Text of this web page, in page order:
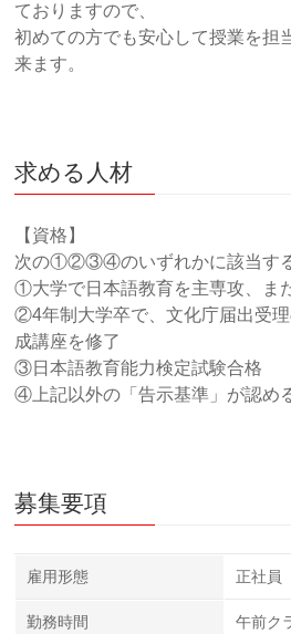
ておりますので、
初めての方でも安心して授業を担
来ます。
求める人材
【資格】
次の①②③④のいずれかに該当す
①大学で日本語教育を主専攻、ま
②4年制大学卒で、文化庁届出受
成講座を修了
③日本語教育能力検定試験合格
④上記以外の「告示基準」が認め
募集要項
雇用形態 正社員
勤務時間
午前ク